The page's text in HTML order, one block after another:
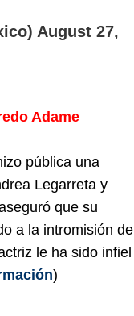
August 27,
Adame
pública una
Legarreta y
que su
a la intromisión de
le ha sido infiel
)